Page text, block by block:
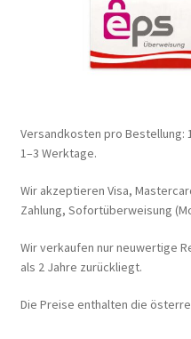
Versandkosten pro Bestellung:
1–3 Werktage.
Wir akzeptieren Visa,
Zahlung, Sofortüberweisung
Wir verkaufen nur neuwertige
als 2 Jahre zurückliegt.
Die Preise enthalten die